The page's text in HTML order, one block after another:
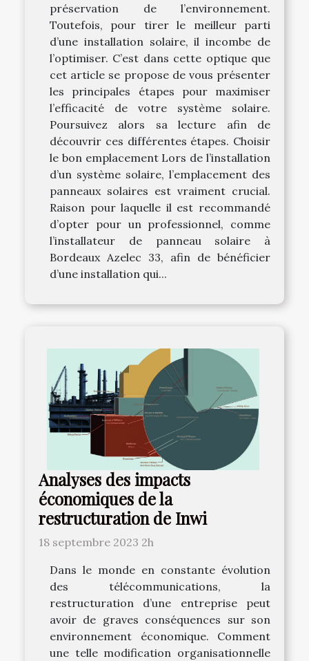
préservation de l’environnement.
Toutefois, pour tirer le meilleur parti
d’une installation solaire, il incombe de
l’optimiser. C’est dans cette optique que
cet article se propose de vous présenter
les principales étapes pour maximiser
l’efficacité de votre système solaire.
Poursuivez alors sa lecture afin de
découvrir ces différentes étapes. Choisir
le bon emplacement Lors de l’installation
d’un système solaire, l’emplacement des
panneaux solaires est vraiment crucial.
Raison pour laquelle il est recommandé
d’opter pour un professionnel, comme
l’installateur de panneau solaire à
Bordeaux Azelec 33, afin de bénéficier
d’une installation qui...
Analyses des impacts
économiques de la
restructuration de Inwi
18 septembre 2023 2h
Dans le monde en constante évolution
des télécommunications, la
restructuration d’une entreprise peut
avoir de graves conséquences sur son
environnement économique. Comment
une telle modification organisationnelle